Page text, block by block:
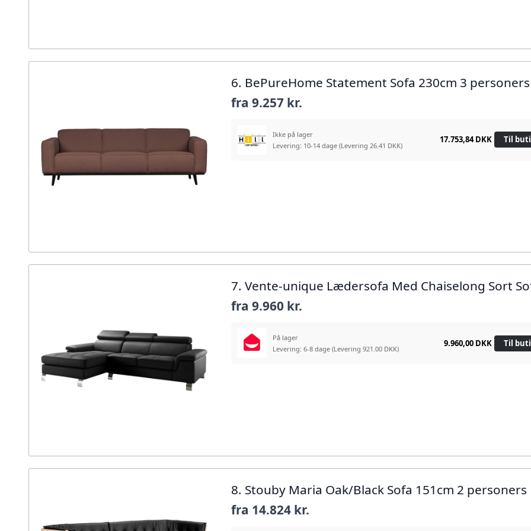
6. BePureHome Statement Sofa 230cm 3 personers
fra9.257 kr.
Ikke på lager
Levering: 10-14 dage(Levering 26.41 DKK)
17.753,84 DKK Til
7. Vente-unique Lædersofa Med Chaiselong Sort
fra9.960 kr.
På lager
Levering: 6-8 dage(Levering 921.00 DKK)
9.960,00 DKK Til
8. Stouby Maria Oak/Black Sofa 151cm 2 personers
fra 14.824 kr.